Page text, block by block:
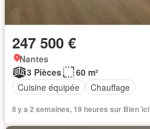
247 500 €
Nantes
3 Pièces
60 m²
Cuisine équipée
Chauffage
Il y a 2 semaines, 19 heures sur Bien´ici